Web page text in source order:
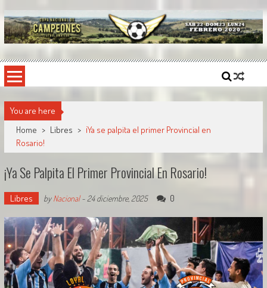
to
content
Copa Nacional de Campeones
El torneo semestral que reúne a los mejores equipos de fútbol sintético del país.
You are here
Home > Libres > ¡Ya se palpita el primer Provincial en
Rosario!
¡Ya Se Palpita El Primer Provincial En Rosario!
Libres byNacional- 24 diciembre, 2025 0